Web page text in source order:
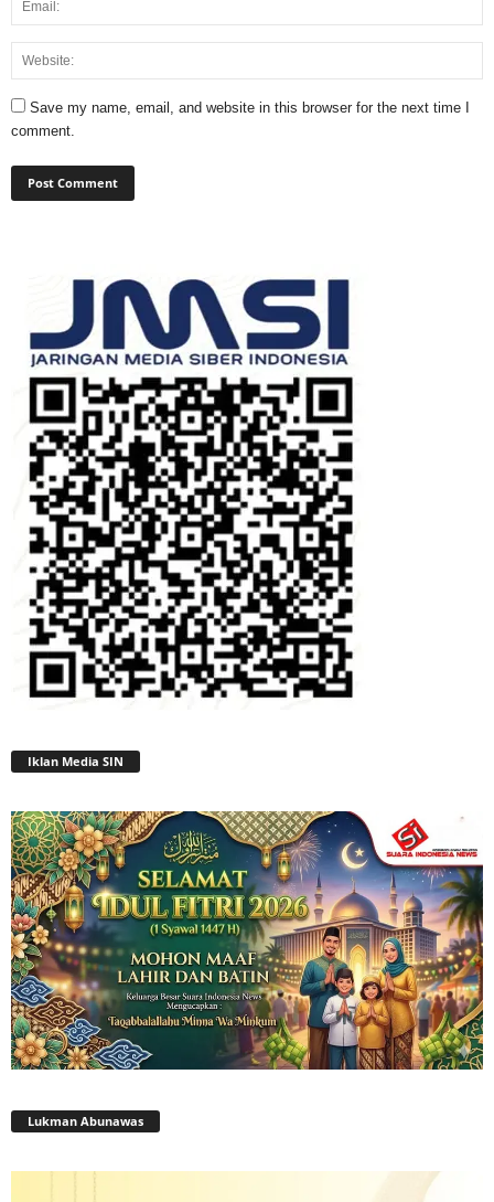
Save my name, email, and website in this browser for the next time I
comment.
Iklan Media SIN
Lukman Abunawas